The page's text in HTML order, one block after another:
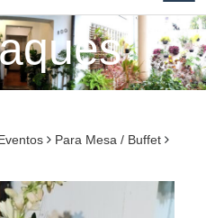
Para Mesa / Buffet